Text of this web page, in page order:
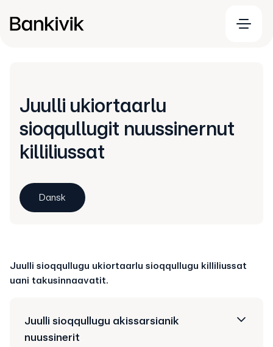
Juulli ukiortaarlu
sioqqullugit nuussinernut
killiliussat
Dansk
Juulli sioqqullugu ukiortaarlu sioqqullugu killiliussat
uani takusinnaavatit.
Juulli sioqqullugu akissarsianik
nuussinerit